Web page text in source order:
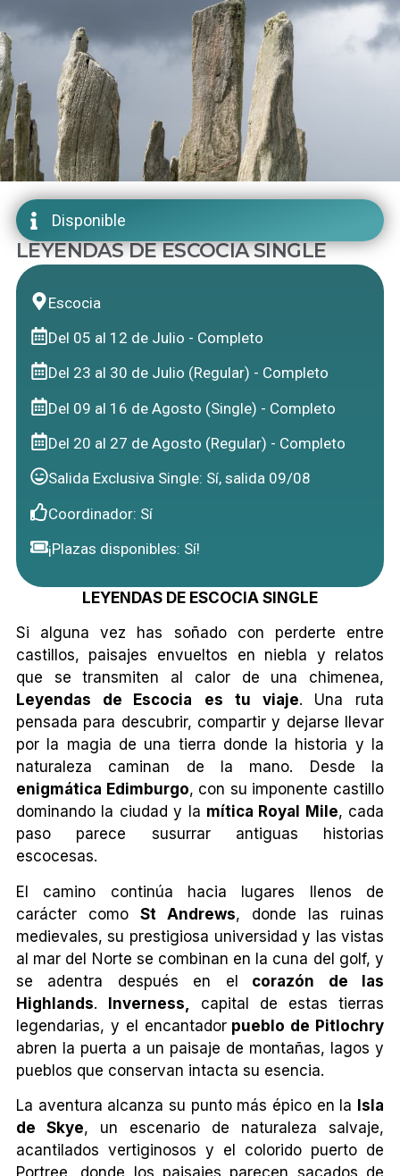
Disponible
LEYENDAS DE ESCOCIA SINGLE
Escocia
Del 05 al 12 de Julio - Completo
Del 23 al 30 de Julio (Regular) - Completo
Del 09 al 16 de Agosto (Single) - Completo
Del 20 al 27 de Agosto (Regular) - Completo
Salida Exclusiva Single: Sí, salida 09/08
Coordinador: Sí
¡Plazas disponibles: Sí!
LEYENDAS DE ESCOCIA SINGLE
Si alguna vez has soñado con perderte entre
castillos, paisajes envueltos en niebla y relatos
que se transmiten al calor de una chimenea,
Leyendas de Escocia
es tu viaje. Una ruta
pensada para descubrir, compartir y dejarse llevar
por la magia de una tierra donde la historia y la
naturaleza caminan de la mano. Desde la
enigmática Edimburgo, con su imponente castillo
dominando la ciudad y la mítica Royal Mile, cada
paso parece susurrar antiguas historias
escocesas.
El camino continúa hacia lugares llenos de
carácter como St Andrews, donde las ruinas
medievales, su prestigiosa universidad y las vistas
al mar del Norte se combinan en la cuna del golf, y
se adentra después en el corazón de las
Highlands. Inverness,
capital de estas tierras
legendarias, y el encantadorpueblo de Pitlochry
abren la puerta a un paisaje de montañas, lagos y
pueblos que conservan intacta su esencia.
La aventura alcanza su punto más épico en la Isla
de Skye, un escenario de naturaleza salvaje,
acantilados vertiginosos y el colorido puerto de
Portree, donde los paisajes parecen sacados de